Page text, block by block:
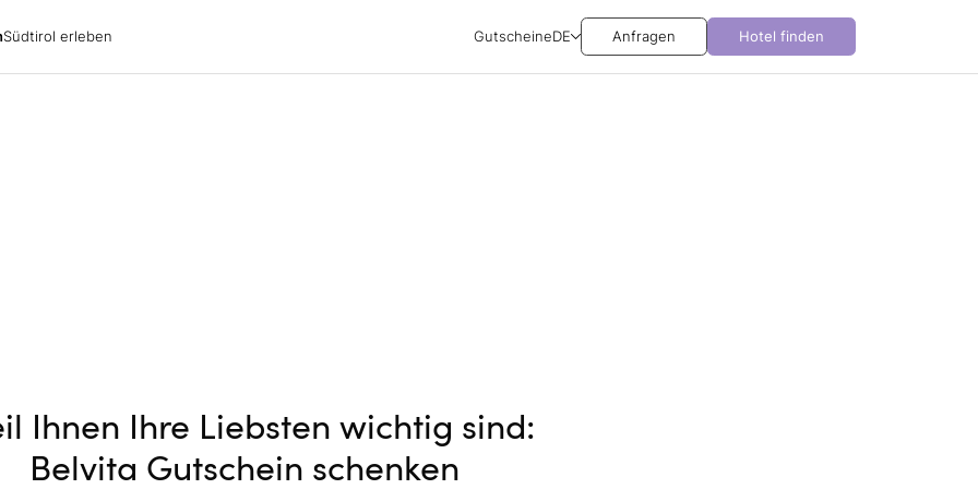
Südtirol erleben GutscheineDE Anfragen Hotel finden
Ihnen Ihre Liebsten wichtig sind:
Belvita Gutschein schenken